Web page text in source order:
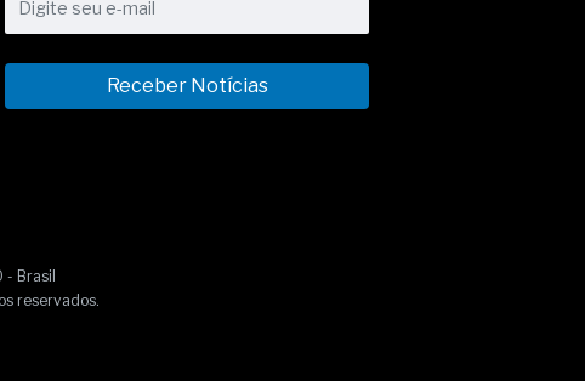
Receber Notícias
- Brasil
reservados.